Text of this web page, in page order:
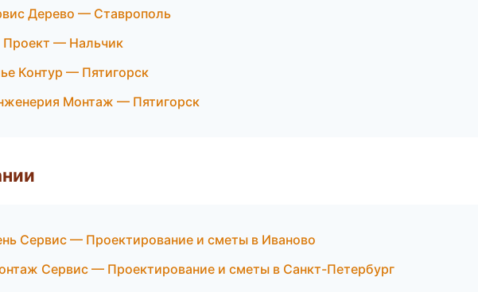
Дерево — Ставрополь
— Нальчик
Контур — Пятигорск
Монтаж — Пятигорск
Сервис — Проектирование и сметы в Иваново
Сервис — Проектирование и сметы в Санкт-Петербург